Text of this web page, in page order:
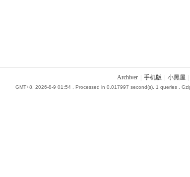
Archiver 手机版 小黑屋
GMT+8, 2026-8-9 01:54 , Processed in 0.017997 second(s), 1 queries ,